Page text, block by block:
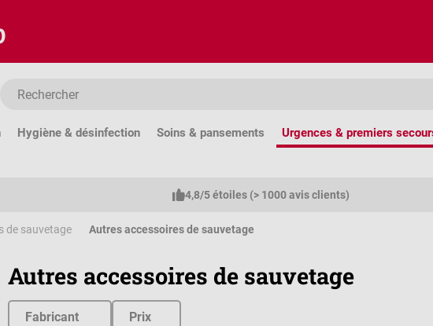
Hygiène & désinfection Soins & pansements Urgences & premiers
4,8/5 étoiles (> 1000 avis clients)
de sauvetage Autres accessoires de sauvetage
Autres accessoires de sauvetage
Fabricant Prix